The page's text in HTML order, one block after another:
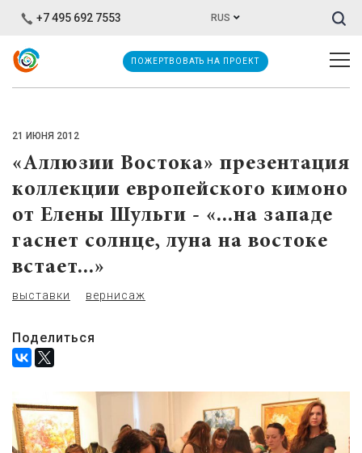
+7 495 692 7553 RUS
ПОЖЕРТВОВАТЬ НА ПРОЕКТ
21 ИЮНЯ 2012
«Аллюзии Востока» презентация
коллекции европейского кимоно
от Елены Шульги - «...на западе
гаснет солнце, луна на востоке
встает...»
выставки вернисаж
Поделиться